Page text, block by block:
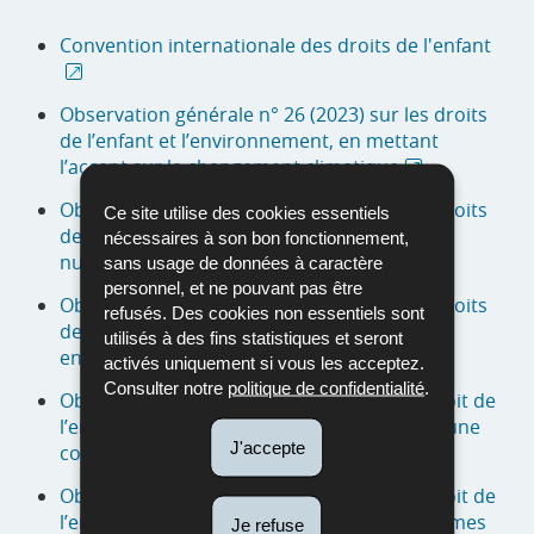
Ce site utilise des cookies essentiels
nécessaires à son bon fonctionnement,
sans usage de données à caractère
personnel, et ne pouvant pas être
refusés. Des cookies non essentiels sont
utilisés à des fins statistiques et seront
activés uniquement si vous les acceptez.
Consulter notre politique de confidentialité.
J'accepte
Je refuse
Convention internationale des droits de l'enfant
Observation générale n° 26 (2023) sur les droits
de l’enfant et l’environnement, en mettant
l’accent sur le changement climatique
Observation générale n° 25 (2021) sur les droits
de l’enfant en relation avec l’environnement
numérique
Observation générale n° 24 (2019) sur les droits
de l’enfant dans le système de justice pour
enfants
Observation générale n° 14 (2013) sur le droit de
l’enfant à ce que son intérêt supérieur soit une
considération primordiale
Observation générale n° 13 (2011) sur le droit de
l’enfant d’être protégé contre toutes les formes